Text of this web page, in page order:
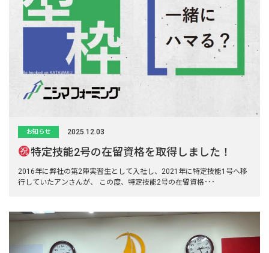
お知らせ 2025.12.03
特定技能2号の在留資格を取得しました！
2016年に弊社の第2陣実習生として入社し、2021年に特定技能1号へ移
行していたアンさんが、 この度、特定技能2号の在留資格･･･